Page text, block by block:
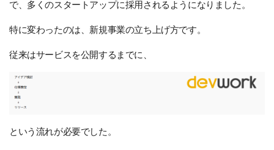
で、多くのスタートアップに採用されるようになりました。
特に変わったのは、新規事業の立ち上げ方です。
従来はサービスを公開するまでに、
という流れが必要でした。